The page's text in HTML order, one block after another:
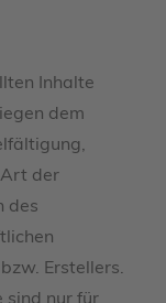
Inhalte
dem
der
des
Erstellers.